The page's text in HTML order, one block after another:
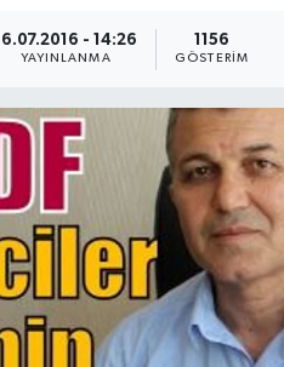
16.07.2016 - 14:26
YAYINLANMA
1156
GÖSTERIM